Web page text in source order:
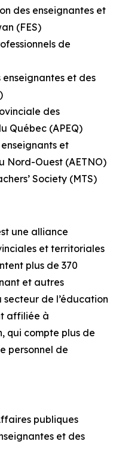
des enseignantes et
(FES)
de
et des
des
Québec (APEQ)
et
Nord-Ouest (AETNO)
Society (MTS)
une alliance
et territoriales
plus de 370
et autres
de l’éducation
affiliée à
qui compte plus de
personnel de
publiques
et des